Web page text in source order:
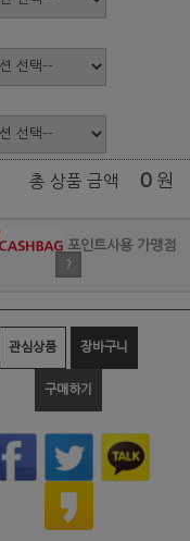
총 상품 금액 0 원
포인트사용 가맹점
?
관심상품 장바구니
구매하기